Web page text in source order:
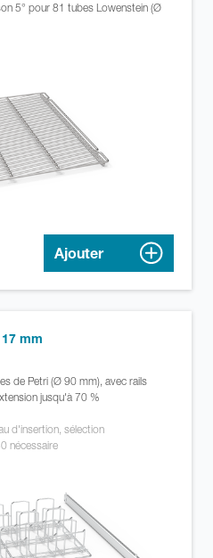
5° pour 81 tubes Lowenstein (Ø
Ajouter
mm
de Petri (Ø 90 mm), avec rails
jusqu'à 70 %
d'insertion, sélection
nécessaire